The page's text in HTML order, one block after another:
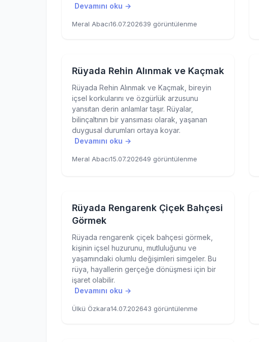
Devamını oku →
Meral Abacı16.07.202639 görüntülenme
Rüyada Rehin Alınmak ve Kaçmak
Rüyada Rehin Alınmak ve Kaçmak, bireyin
içsel korkularını ve özgürlük arzusunu
yansıtan derin anlamlar taşır. Rüyalar,
bilinçaltının bir yansıması olarak, yaşanan
duygusal durumları ortaya koyar.
Devamını oku →
Meral Abacı15.07.202649 görüntülenme
Rüyada Rengarenk Çiçek Bahçesi
Görmek
Rüyada rengarenk çiçek bahçesi görmek,
kişinin içsel huzurunu, mutluluğunu ve
yaşamındaki olumlu değişimleri simgeler. Bu
rüya, hayallerin gerçeğe dönüşmesi için bir
işaret olabilir.
Devamını oku →
Ülkü Özkara14.07.202643 görüntülenme